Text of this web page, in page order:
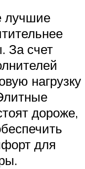
лучшие
За счет
нагрузку
дороже,
для